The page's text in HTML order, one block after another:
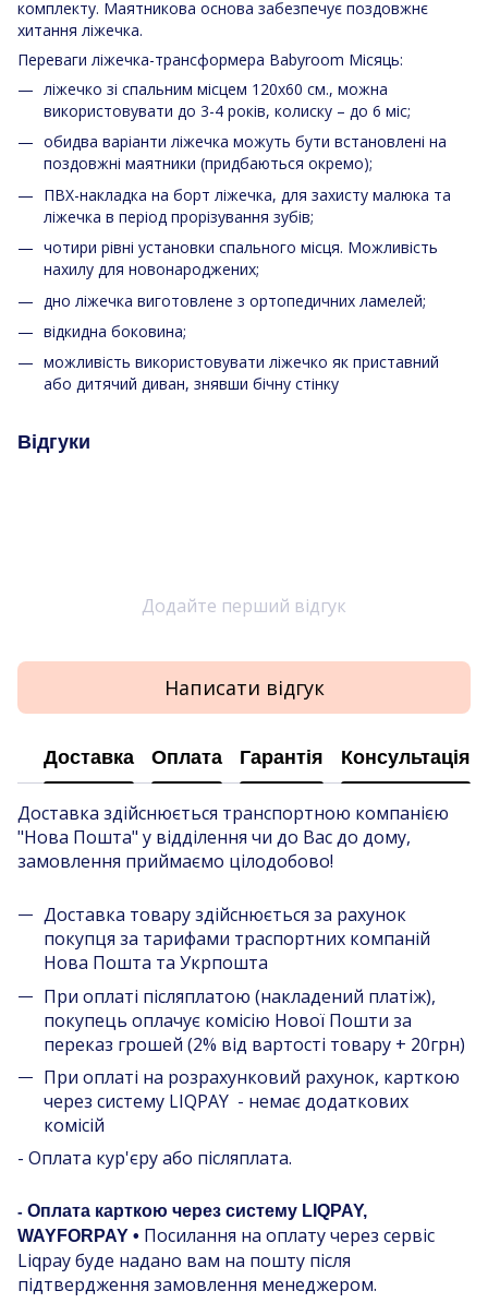
комплекту. Маятникова основа забезпечує поздовжнє
хитання ліжечка.
Переваги ліжечка-трансформера Babyroom Місяць:
ліжечко зі спальним місцем 120х60 см., можна
використовувати до 3-4 років, колиску – до 6 міс;
обидва варіанти ліжечка можуть бути встановлені на
поздовжні маятники (придбаються окремо);
ПВХ-накладка на борт ліжечка, для захисту малюка та
ліжечка в період прорізування зубів;
чотири рівні установки спального місця. Можливість
нахилу для новонароджених;
дно ліжечка виготовлене з ортопедичних ламелей;
відкидна боковина;
можливість використовувати ліжечко як приставний
або дитячий диван, знявши бічну стінку
Відгуки
Додайте перший відгук
Написати відгук
Доставка Оплата Гарантія Консультація
Доставка здійснюється транспортною компанією
"Нова Пошта" у відділення чи до Вас до дому,
замовлення приймаємо цілодобово!
Доставка товару здійснюється за рахунок
покупця за тарифами траспортних компаній
Нова Пошта та Укрпошта
При оплаті післяплатою (накладений платіж),
покупець оплачує комісію Нової Пошти за
переказ грошей (2% від вартості товару + 20грн)
При оплаті на розрахунковий рахунок, карткою
через систему LIQPAY - немає додаткових
комісій
- Оплата кур'єру або післяплата.
- Оплата карткою через систему LIQPAY,
WAYFORPAY • Посилання на оплату через сервіс
Liqpay буде надано вам на пошту після
підтвердження замовлення менеджером.